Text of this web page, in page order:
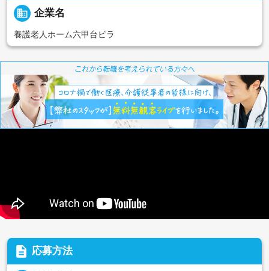
business 企業名
養護老人ホーム六甲台ビラ
description 応募方法